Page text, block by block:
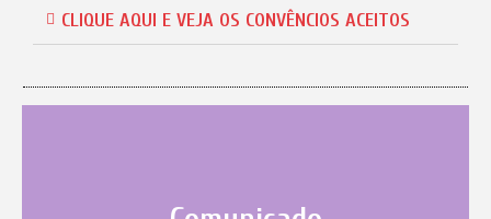
CLIQUE AQUI E VEJA OS CONVÊNCIOS ACEITOS